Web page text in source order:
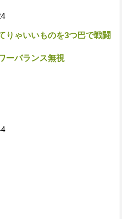
りゃいいものを3つ巴で戦闘
ーバランス無視